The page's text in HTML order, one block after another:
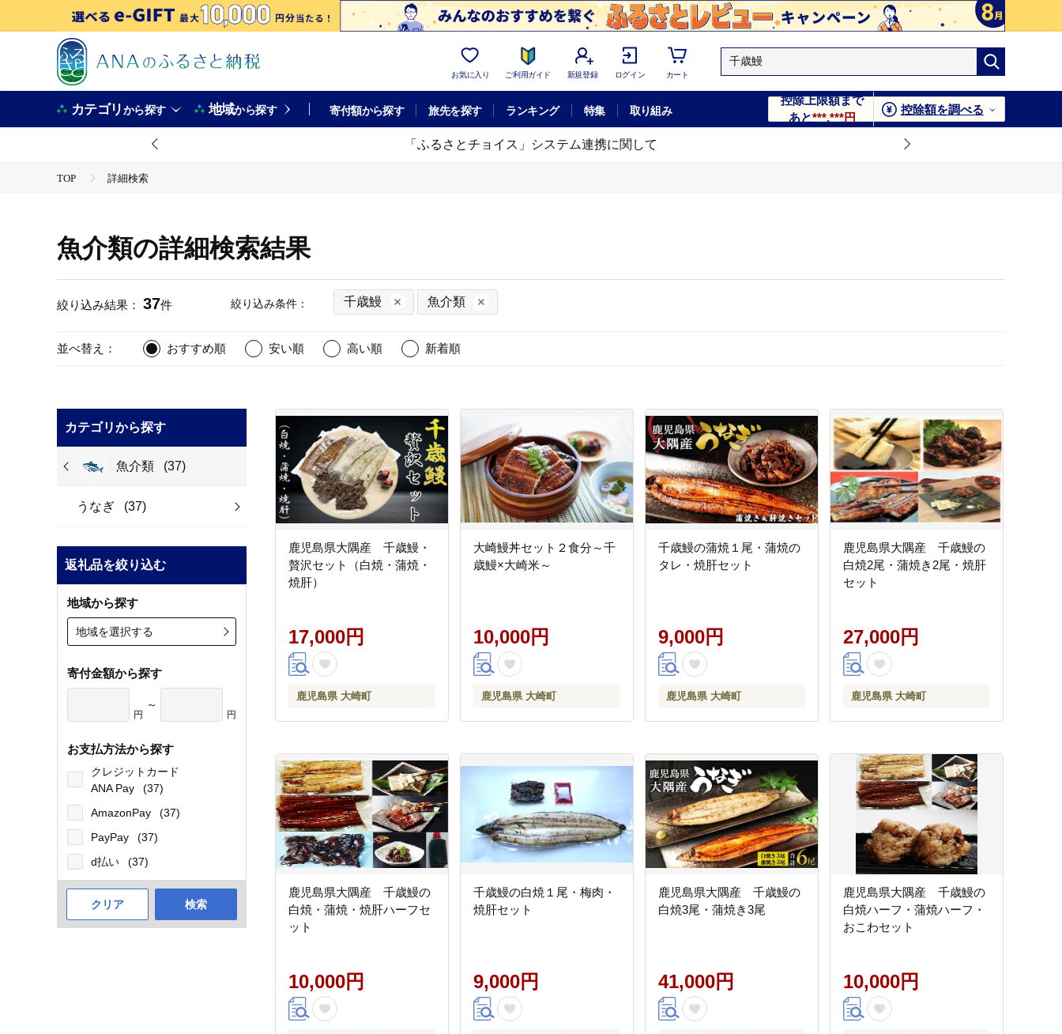
お気に入り ご利用ガイド 新規登録 ログイン カート
カテゴリから探す 地域から探す 寄付額から探す 旅先を探す ランキング 特集 取り組み
控除上限額まで
あと***,***円
控除額を調べる
「ふるさとチョイス」システム連携に関して
TOP 詳細検索
魚介類の詳細検索結果
絞り込み結果： 37件 絞り込み条件： 千歳鰻 魚介類
並べ替え： おすすめ順 安い順 高い順 新着順
カテゴリから探す
魚介類 (37)
うなぎ (37)
返礼品を絞り込む
地域から探す
地域を選択する
寄付金額から探す
円
～
円
お支払方法から探す
クレジットカード
ANA Pay
(37)
AmazonPay
(37)
PayPay
(37)
d払い
(37)
クリア 検索
鹿児島県大隅産 千歳鰻・
贅沢セット（白焼・蒲焼・
焼肝）
17,000円
鹿児島県 大崎町
大崎鰻丼セット２食分～千
歳鰻×大崎米～
10,000円
鹿児島県 大崎町
千歳鰻の蒲焼１尾・蒲焼の
タレ・焼肝セット
9,000円
鹿児島県 大崎町
鹿児島県大隅産 千歳鰻の
白焼2尾・蒲焼き2尾・焼肝
セット
27,000円
鹿児島県 大崎町
鹿児島県大隅産 千歳鰻の
白焼・蒲焼・焼肝ハーフセ
ット
10,000円
千歳鰻の白焼１尾・梅肉・
焼肝セット
9,000円
鹿児島県大隅産 千歳鰻の
白焼3尾・蒲焼き3尾
41,000円
鹿児島県大隅産 千歳鰻の
白焼ハーフ・蒲焼ハーフ・
おこわセット
10,000円